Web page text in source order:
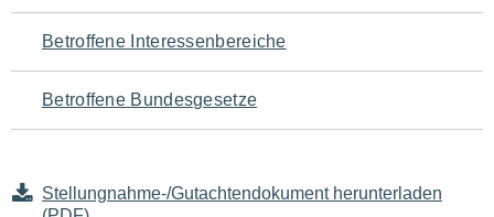
für
den
Seiteninhalt
Betroffene Interessenbereiche
Betroffene Bundesgesetze
Stellungnahme-/Gutachtendokument herunterladen